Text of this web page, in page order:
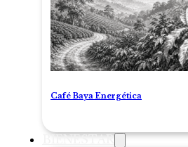
Café Baya Energética
BIENESTAR